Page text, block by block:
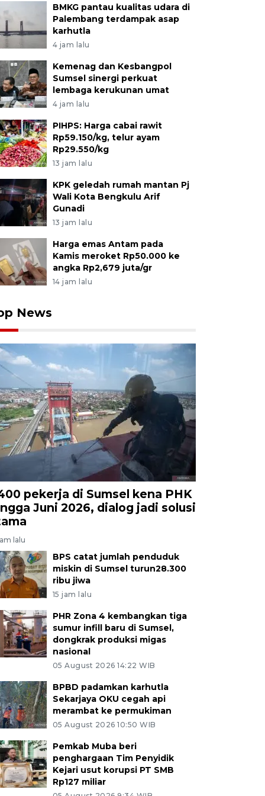
BMKG pantau kualitas udara di
Palembang terdampak asap
karhutla
4 jam lalu
Kemenag dan Kesbangpol
Sumsel sinergi perkuat
lembaga kerukunan umat
4 jam lalu
PIHPS: Harga cabai rawit
Rp59.150/kg, telur ayam
Rp29.550/kg
13 jam lalu
KPK geledah rumah mantan Pj
Wali Kota Bengkulu Arif
Gunadi
13 jam lalu
Harga emas Antam pada
Kamis meroket Rp50.000 ke
angka Rp2,679 juta/gr
14 jam lalu
News
pekerja di Sumsel kena PHK
Juni 2026, dialog jadi solusi
lalu
BPS catat jumlah penduduk
miskin di Sumsel turun28.300
ribu jiwa
15 jam lalu
PHR Zona 4 kembangkan tiga
sumur infill baru di Sumsel,
dongkrak produksi migas
nasional
05 August 2026 14:22 WIB
BPBD padamkan karhutla
Sekarjaya OKU cegah api
merambat ke permukiman
05 August 2026 10:50 WIB
Pemkab Muba beri
penghargaan Tim Penyidik
Kejari usut korupsi PT SMB
Rp127 miliar